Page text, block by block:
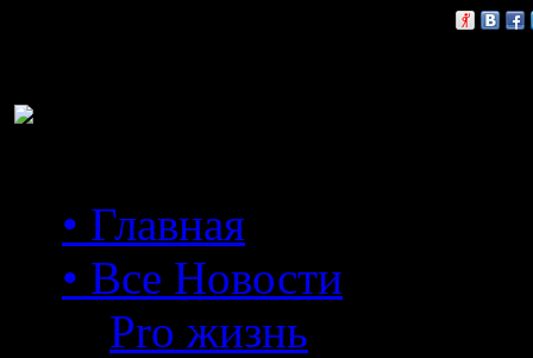
• Главная
• Все Новости
Pro жизнь